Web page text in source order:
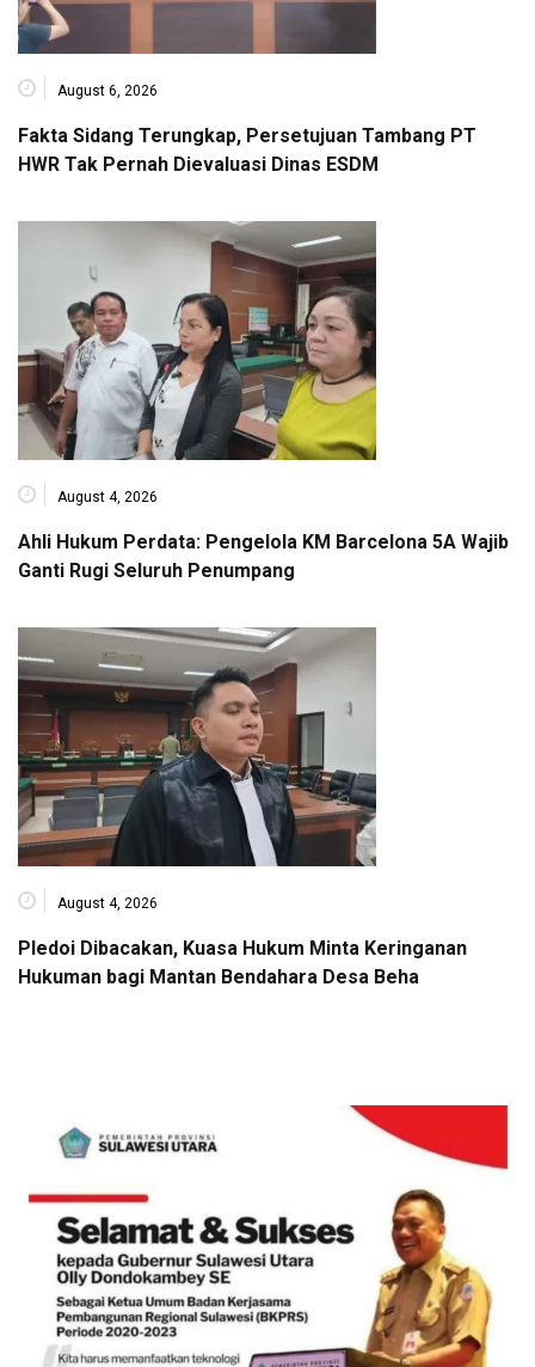
August 6, 2026
Fakta Sidang Terungkap, Persetujuan Tambang PT
HWR Tak Pernah Dievaluasi Dinas ESDM
August 4, 2026
Ahli Hukum Perdata: Pengelola KM Barcelona 5A Wajib
Ganti Rugi Seluruh Penumpang
August 4, 2026
Pledoi Dibacakan, Kuasa Hukum Minta Keringanan
Hukuman bagi Mantan Bendahara Desa Beha